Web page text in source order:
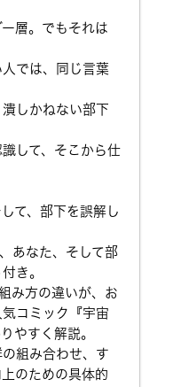
層。でもそれは
では、同じ言葉
しかねない部下
して、そこから仕
て、部下を誤解し
あなた、そして部
き。
み方の違いが、お
コミック『宇宙
やすく解説。
組み合わせ、す
のための具体的